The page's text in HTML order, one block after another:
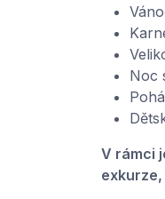
Noc
V rámci